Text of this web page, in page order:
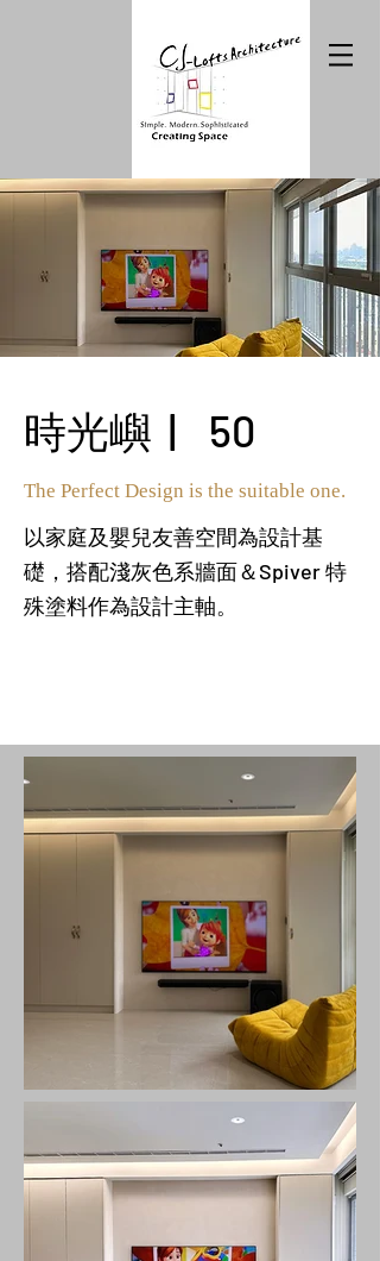
時光嶼 | 50
The Perfect Design is the suitable one.
​以家庭及嬰兒友善空間為設計基
礎，搭配淺灰色系牆面＆Spiver 特
殊塗料作為設計主軸。